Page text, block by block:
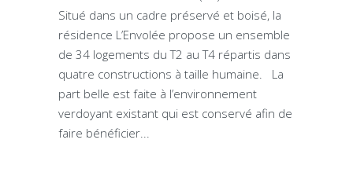
Situé dans un cadre préservé et boisé, la
résidence L’Envolée propose un ensemble
de 34 logements du T2 au T4 répartis dans
quatre constructions à taille humaine. La
part belle est faite à l’environnement
verdoyant existant qui est conservé afin de
faire bénéficier...